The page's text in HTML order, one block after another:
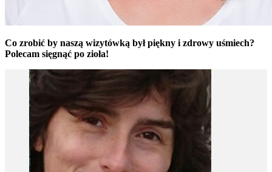
Co zrobić by naszą wizytówką był piękny i zdrowy uśmiech?
Polecam sięgnąć po zioła!